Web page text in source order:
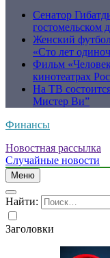
Сенатор
гостомельском
Женский
«Сто лет
Фильм
кинотеатрах
На ТВ
Мистер Ви”
Финансы
Новостная рассылка
Случайные новости
Меню
Найти:
Заголовки